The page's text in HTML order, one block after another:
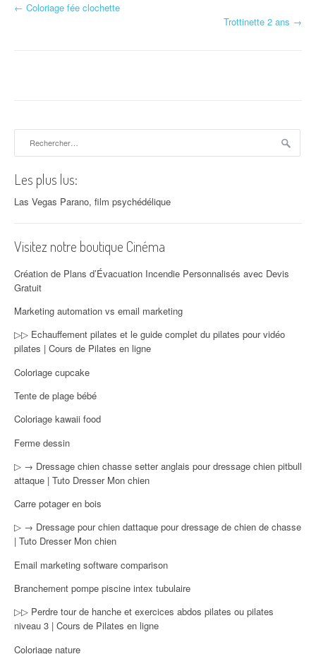
Navigation d'article
← Coloriage fée clochette
Trottinette 2 ans →
Les plus lus:
Las Vegas Parano, film psychédélique
Visitez notre boutique Cinéma
Création de Plans d’Évacuation Incendie Personnalisés avec Devis
Gratuit
Marketing automation vs email marketing
▷▷ Echauffement pilates et le guide complet du pilates pour vidéo
pilates | Cours de Pilates en ligne
Coloriage cupcake
Tente de plage bébé
Coloriage kawaii food
Ferme dessin
▷ → Dressage chien chasse setter anglais pour dressage chien pitbull
attaque | Tuto Dresser Mon chien
Carre potager en bois
▷ → Dressage pour chien dattaque pour dressage de chien de chasse
| Tuto Dresser Mon chien
Email marketing software comparison
Branchement pompe piscine intex tubulaire
▷▷ Perdre tour de hanche et exercices abdos pilates ou pilates
niveau 3 | Cours de Pilates en ligne
Coloriage nature